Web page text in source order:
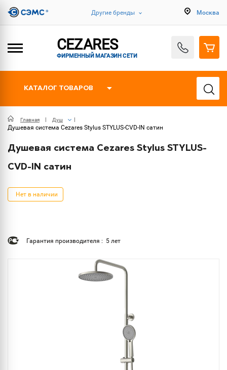
Другие бренды Москва
CEZARES
ФИРМЕННЫЙ МАГАЗИН СЕТИ
КАТАЛОГ ТОВАРОВ
Главная Душ
Душевая система Cezares Stylus STYLUS-CVD-IN сатин
Душевая система Cezares Stylus STYLUS-
CVD-IN сатин
Нет в наличии
Гарантия производителя : 5 лет